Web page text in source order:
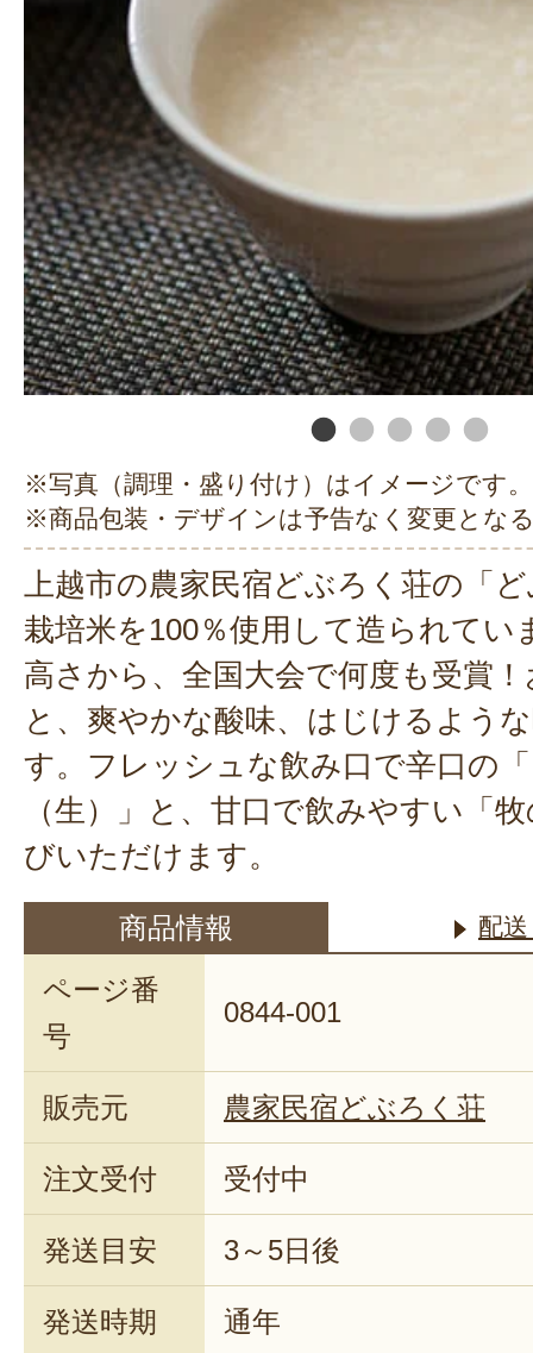
※写真（調理・盛り付け）はイメージです。
※商品包装・デザインは予告なく変更とな
上越市の農家民宿どぶろく荘の「
栽培米を100％使用して造られてい
高さから、全国大会で何度も受賞
と、爽やかな酸味、はじけるよう
す。フレッシュな飲み口で辛口の
（生）」と、甘口で飲みやすい「
びいただけます。
商品情報 配
ページ番
号
0844-001
販売元 農家民宿どぶろく荘
注文受付 受付中
発送目安 3～5日後
発送時期 通年